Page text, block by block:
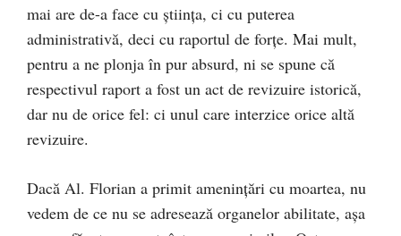
mai are de-a face cu știința, ci cu puterea
administrativă, deci cu raportul de forțe. Mai mult,
pentru a ne plonja în pur absurd, ni se spune că
respectivul raport a fost un act de revizuire istorică,
dar nu de orice fel: ci unul care interzice orice altă
revizuire.
Dacă Al. Florian a primit amenințări cu moartea, nu
vedem de ce nu se adresează organelor abilitate, așa